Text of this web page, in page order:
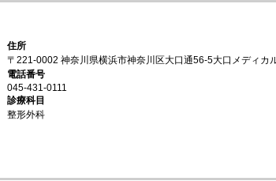
住所
〒221-0002 神奈川県横浜市神奈川区大口通56-5大口メディカ
電話番号
045-431-0111
診療科目
整形外科